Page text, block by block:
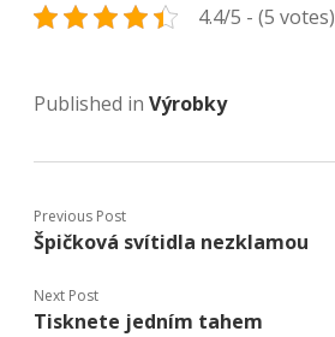
4.4/5 - (5 votes)
Published in Výrobky
Previous Post
Špičková svítidla nezklamou
Next Post
Tisknete jedním tahem